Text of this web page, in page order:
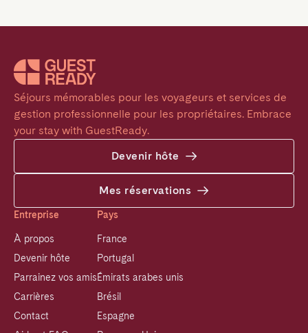
Séjours mémorables pour les voyageurs et services de
gestion professionnelle pour les propriétaires. Embrace
your stay with GuestReady.
Devenir hôte
Mes réservations
Entreprise
À propos
Devenir hôte
Parrainez vos amis
Carrières
Contact
Pays
France
Portugal
Émirats arabes unis
Brésil
Espagne